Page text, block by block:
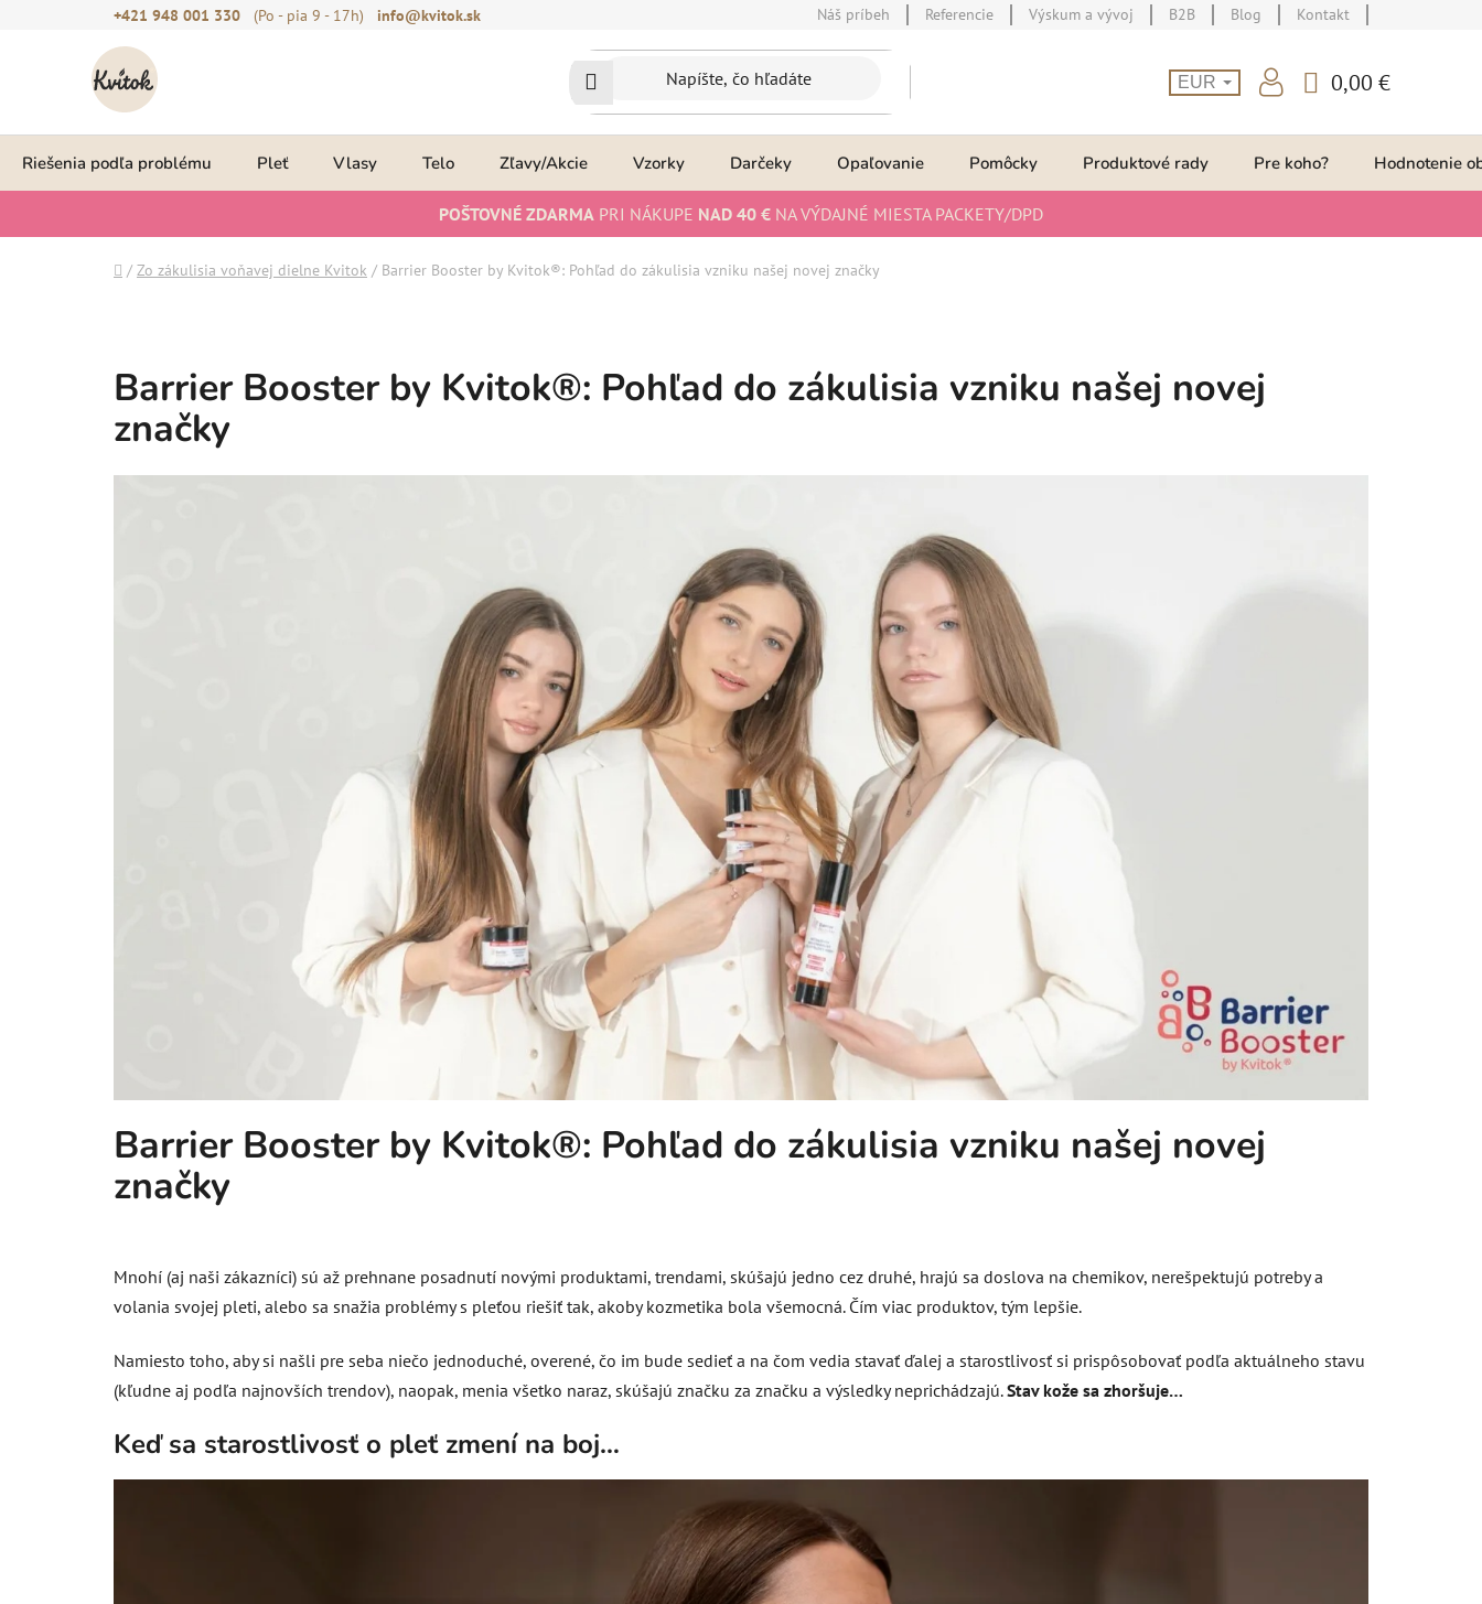
+421 948 001 330 (Po - pia 9 - 17h) info@kvitok.sk Náš príbeh Referencie Výskum a vývoj B2B Blog Kontakt
EUR
KOŠÍK
0,00 €
Riešenia podľa problému Pleť Vlasy Telo Zľavy/Akcie Vzorky Darčeky Opaľovanie Pomôcky Produktové rady Pre koho? Hodnotenie
POŠTOVNÉ ZDARMA PRI NÁKUPE NAD 40 € NA VÝDAJNÉ MIESTA PACKETY/DPD
Domov
/ Zo zákulisia voňavej dielne Kvitok / Barrier Booster by Kvitok®: Pohľad do zákulisia vzniku našej novej značky
Barrier Booster by Kvitok®: Pohľad do zákulisia vzniku našej novej
značky
Barrier Booster by Kvitok®: Pohľad do zákulisia vzniku našej novej
značky
Mnohí (aj naši zákazníci) sú až prehnane posadnutí novými produktami, trendami, skúšajú jedno cez druhé, hrajú sa doslova na chemikov, nerešpektujú potreby a
volania svojej pleti, alebo sa snažia problémy s pleťou riešiť tak, akoby kozmetika bola všemocná. Čím viac produktov, tým lepšie.
Namiesto toho, aby si našli pre seba niečo jednoduché, overené, čo im bude sedieť a na čom vedia stavať ďalej a starostlivosť si prispôsobovať podľa aktuálneho stavu
(kľudne aj podľa najnovších trendov), naopak, menia všetko naraz, skúšajú značku za značku a výsledky neprichádzajú. Stav kože sa zhoršuje…
Keď sa starostlivosť o pleť zmení na boj…